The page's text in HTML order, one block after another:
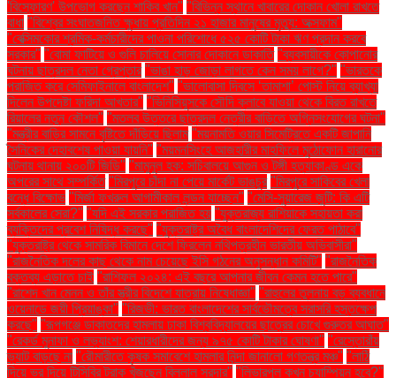
'বিস্ফোরণ' উপভোগ করছেন শাকিব খান" "বিভিন্ন স্থানে খাবারের দোকান খোলা রাখতে
বাধা "বিশ্বের সংঘাতজনিত ক্ষুধায় প্রতিদিন ২১ হাজার মানুষের মৃত্যু: অক্সফাম"
"বেক্সিমকোর শ্রমিক-কর্মচারীদের পাওনা পরিশোধে ৫২৫ কোটি টাকা ঋণ প্রদান করবে
সরকার" "বোমা ফাটিয়ে ও গুলি চালিয়ে সোনার দোকানে ডাকাতি "ব্যবসায়ীকে কোপানোর
ঘটনায় ছাত্রদল নেতা গ্রেপ্তার "ভাঙা হাড় জোড়া লাগতে কেন সময় লাগে?" "ভারতকে
পরাজিত করে সেমিফাইনালে বাংলাদেশ" "ভালোবাসা দিবসে ‘তামাশা’ পোস্ট নিয়ে ব্যাখ্যা
দিলেন উপদেষ্টা ফরিদা আখতার" "ভিনিসিয়ুসকে সৌদি ক্লাবে যাওয়া থেকে বিরত রাখতে
রিয়ালের নতুন কৌশল" "মতলব উত্তরে ছাত্রদল নেত্রীর বাড়িতে অগ্নিসংযোগের ঘটনা"
"মন্ত্রীর বাড়ির সামনে বৃষ্টিতে দাঁড়িয়ে ছিলাম "ময়নামতি ওয়ার সিমেট্রিতে একটি জাপানি
সৈনিকের দেহাবশেষ পাওয়া যায়নি" "ময়মনসিংহে আজহারীর মাহফিলে মুঠোফোন হারানোর
ঘটনায় থানায় ২০০টি জিডি" "মামুনুল হক: সচিবালয়ে আগুন ও টঙ্গী হত্যাকাণ্ড একে
অপরের সাথে সম্পর্কিত "মিরপুরে চাঁদা না পেয়ে মার্কেট ভাঙচুর "মিরপুরে সাকিবের খেলা
বন্ধে বিক্ষোভ "মির্জা ফখরুল আগামীকাল লন্ডন যাচ্ছেন" "মেসি-সুয়ারেজ জুটি: কি এটি
সর্বকালের সেরা?" "যদি এই সরকার পরাজিত হয় "যুক্তরাজ্য রাশিয়াকে সহায়তা করা
ব্যক্তিদের প্রবেশ নিষিদ্ধ করছে" "যুক্তরাষ্ট্র অবৈধ বাংলাদেশিদের ফেরত পাঠাবে"
"যুক্তরাষ্ট্র থেকে সামরিক বিমানে দেশে ফিরলেন নথিপত্রহীন ভারতীয় অভিবাসীরা"
"রাজনৈতিক দলের কাছ থেকে নাম চেয়েছে ইসি গঠনের অনুসন্ধান কমিটি" "রাজনৈতিক
বক্তব্য এড়াতে চাই "রাশিফল ২০২৪: এই বছরে আপনার জীবন কেমন হতে পারে"
"রাশেদ খান মেনন ও তাঁর স্ত্রীর বিদেশে যাত্রায় নিষেধাজ্ঞা" "রাহুলের তুলনায় বড় ব্যবধানে
ওয়েনাডে জয়ী প্রিয়াঙ্কা" "রিজভী: ভারত বাংলাদেশের সার্বভৌমত্বে সরাসরি হস্তক্ষেপ
করছে" "রূপগঞ্জে ডাকাতদের হামলায় ঢাকা বিশ্ববিদ্যালয়ের ছাত্রের চোখে গুরুতর আঘাত"
"রেকর্ড মুনাফা ও লভ্যাংশ: শেয়ারধারীদের জন্য ৯৭৫ কোটি টাকার ঘোষণা" "রেস্তোরাঁয়
ভ্যাট বাড়ছে না "রৌমারীতে কৃষক সমাবেশে হামলার নিন্দা জানালো গণতন্ত্র মঞ্চ" "লাঠি
দিয়ে ভর দিয়ে টিসিবির ট্রাক খুঁজছেন বিল্লাল সরদার" "লিভারপুল কখন চ্যাম্পিয়ন হবে?"